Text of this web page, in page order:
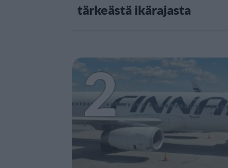
tärkeästä ikärajasta
2